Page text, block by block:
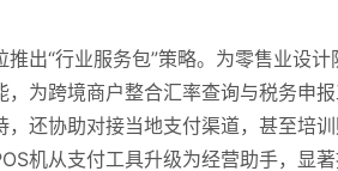
出“行业服务包”策略。为零售业设
为跨境商户整合汇率查询与税务申
还协助对接当地支付渠道，甚至培
机从支付工具升级为经营助手，显著